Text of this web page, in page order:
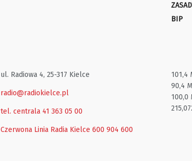
BIP
ul. Radiowa 4, 25-317 Kielce
radio@radiokielce.pl
tel. centrala 41 363 05 00
Czerwona Linia Radia Kielce 600 904 600
101,4
90,4
100,0